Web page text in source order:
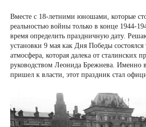
Вместе с 18-летними юношами, которые
реальностью войны только в конце 1944-
время определить праздничную дату.
установки 9 мая как Дня Победы состоялся
атмосфера, которая далека от сталинских
руководством Леонида Брежнева. Именно
пришел к власти, этот праздник стал